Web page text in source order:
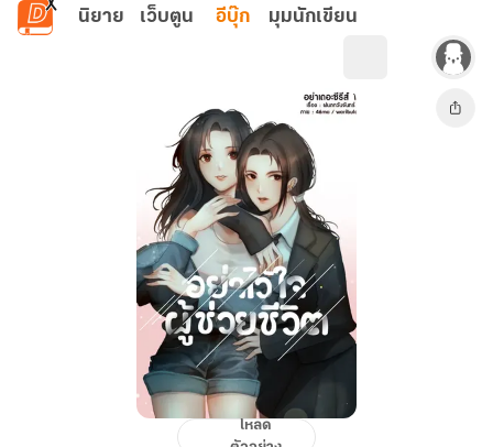
ข้ามไปยังเนื้อหาหลัก
นิยาย เว็บตูน อีบุ๊ก มุมนักเขียน
โหลด